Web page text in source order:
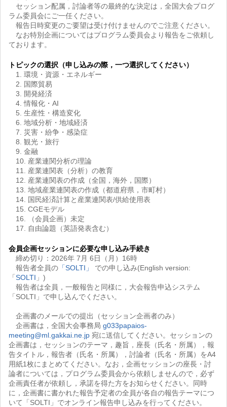
セッション配属，討論者等の最終的な決定は，全国大会プログ
ラム委員会にご一任ください。
報告日時変更のご要望は受け付けませんのでご注意ください。
なお特別企画についてはプログラム委員会より報告をご依頼し
ております。
トピックの選択（申し込みの際，一つ選択してください）
1. 環境・資源・エネルギー
2. 国際貿易
3. 開発経済
4. 情報化・AI
5. 生産性・構造変化
6. 地域分析・地域経済
7. 災害・紛争・感染症
8. 観光・旅行
9. 金融
10. 産業連関分析の理論
11. 産業連関表（分析）の教育
12. 産業連関表の作成（全国，海外，国際）
13. 地域産業連関表の作成（都道府県，市町村）
14. 国民経済計算と産業連関表/供給使用表
15. CGEモデル
16. （会員企画）未定
17. 自由論題（英語発表含む）
会員企画セッションに必要な申し込み手続き
締め切り：2026年 7月 6日（月）16時
報告者全員の 「SOLTI」
での申し込み(English version:
「SOLTI 」)
報告者は全員，一般報告と同様に，大会報告申込システム
「SOLTI」で申し込んでください。
企画書のメールでの提出（セッション企画者のみ）
企画書は，全国大会事務局g033papaios-
meeting@ml.gakkai.ne.jp 宛に送信してください。セッションの
企画書は，セッションのテーマ，趣旨，座長（氏名・所属），報
告タイトル，報告者（氏名・所属），討論者（氏名・所属）をA4
用紙1枚にまとめてください。なお，企画セッションの座長・討
論者については，プログラム委員会から依頼しませんので，必ず
企画責任者が依頼し，承諾を得た方をお知らせください。同時
に，企画書に書かれた報告予定者の全員が各自の報告テーマにつ
いて「SOLTI」でオンライン報告申し込みを行ってください。